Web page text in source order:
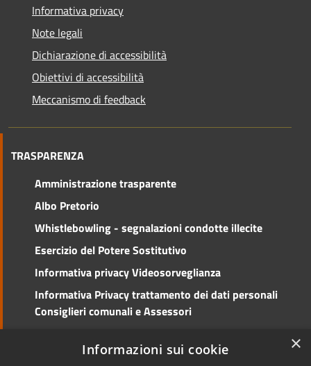
Informativa privacy
Note legali
Dichiarazione di accessibilità
Obiettivi di accessibilità
Meccanismo di feedback
TRASPARENZA
Amministrazione trasparente
Albo Pretorio
Whistlebowling - segnalazioni condotte illecite
Esercizio del Potere Sostitutivo
Informativa privacy Videosorveglianza
Informativa Privacy trattamento dei dati personali
Consiglieri comunali e Assessori
×
Informazioni sui cookie